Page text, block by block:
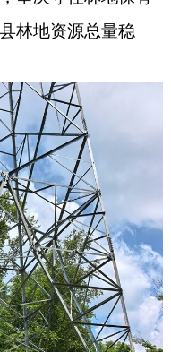
林地资源总量稳